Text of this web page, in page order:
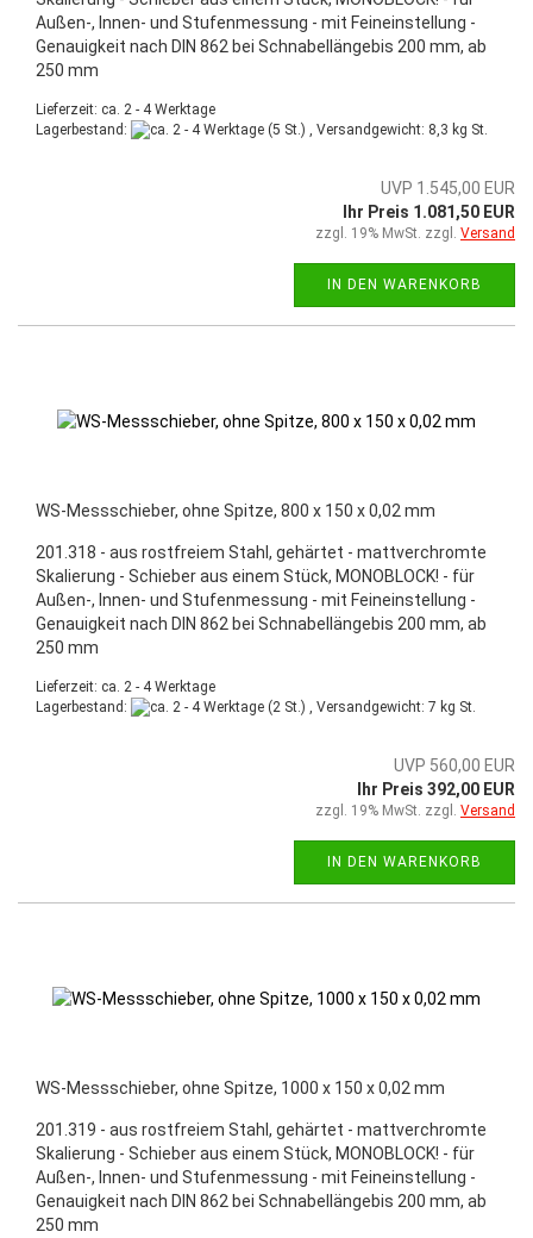
Außen-, Innen- und Stufenmessung - mit Feineinstellung -
Genauigkeit nach DIN 862 bei Schnabellängebis 200 mm, ab
250 mm
Lieferzeit: ca. 2 - 4 Werktage
Lagerbestand:
(5 St.) , Versandgewicht: 8,3 kg St.
UVP 1.545,00 EUR
Ihr Preis 1.081,50 EUR
zzgl. 19% MwSt. zzgl. Versand
IN DEN WARENKORB
WS-Messschieber, ohne Spitze, 800 x 150 x 0,02 mm
201.318 - aus rostfreiem Stahl, gehärtet - mattverchromte
Skalierung - Schieber aus einem Stück, MONOBLOCK! - für
Außen-, Innen- und Stufenmessung - mit Feineinstellung -
Genauigkeit nach DIN 862 bei Schnabellängebis 200 mm, ab
250 mm
Lieferzeit: ca. 2 - 4 Werktage
Lagerbestand:
(2 St.) , Versandgewicht: 7 kg St.
UVP 560,00 EUR
Ihr Preis 392,00 EUR
zzgl. 19% MwSt. zzgl. Versand
IN DEN WARENKORB
WS-Messschieber, ohne Spitze, 1000 x 150 x 0,02 mm
201.319 - aus rostfreiem Stahl, gehärtet - mattverchromte
Skalierung - Schieber aus einem Stück, MONOBLOCK! - für
Außen-, Innen- und Stufenmessung - mit Feineinstellung -
Genauigkeit nach DIN 862 bei Schnabellängebis 200 mm, ab
250 mm